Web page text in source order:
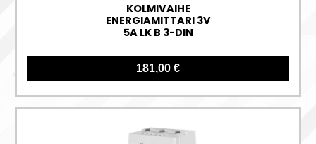
KOLMIVAIHE
ENERGIAMITTARI 3V
5A LK B 3-DIN
181,00 €